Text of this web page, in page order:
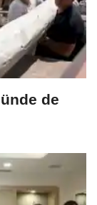
de